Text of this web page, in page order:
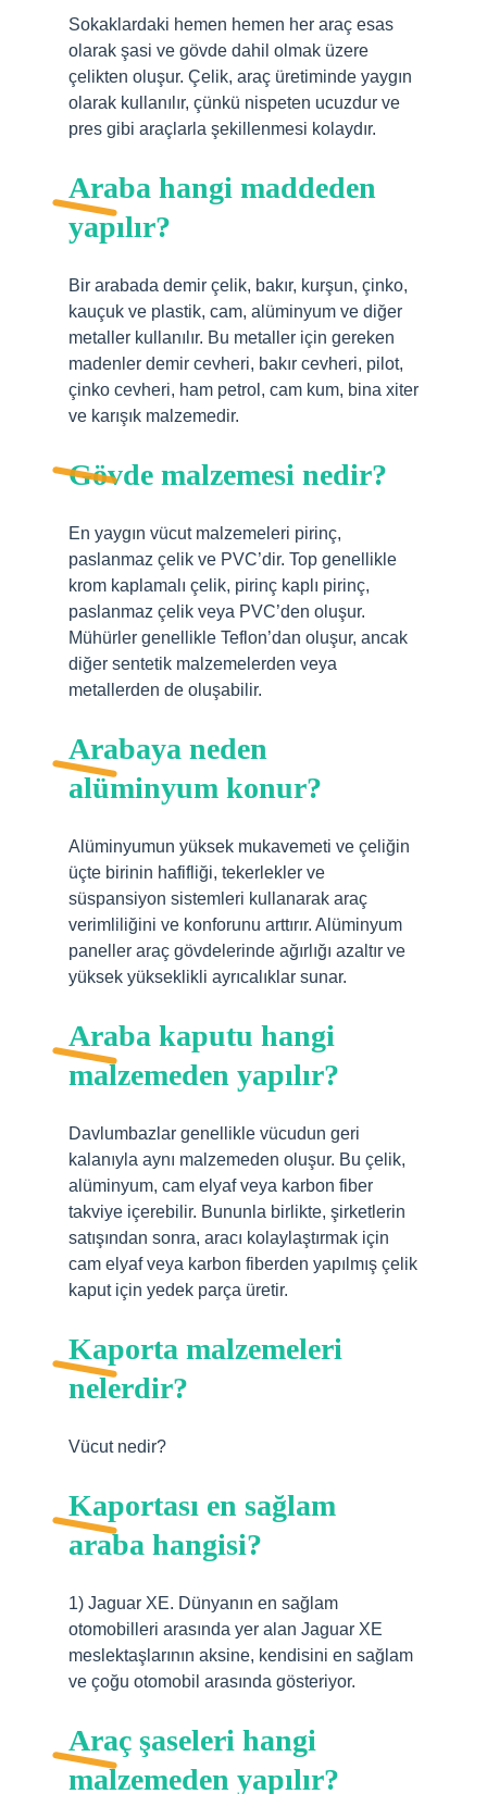
Sokaklardaki hemen hemen her araç esas
olarak şasi ve gövde dahil olmak üzere
çelikten oluşur. Çelik, araç üretiminde yaygın
olarak kullanılır, çünkü nispeten ucuzdur ve
pres gibi araçlarla şekillenmesi kolaydır.
Araba hangi maddeden
yapılır?
Bir arabada demir çelik, bakır, kurşun, çinko,
kauçuk ve plastik, cam, alüminyum ve diğer
metaller kullanılır. Bu metaller için gereken
madenler demir cevheri, bakır cevheri, pilot,
çinko cevheri, ham petrol, cam kum, bina xiter
ve karışık malzemedir.
Gövde malzemesi nedir?
En yaygın vücut malzemeleri pirinç,
paslanmaz çelik ve PVC’dir. Top genellikle
krom kaplamalı çelik, pirinç kaplı pirinç,
paslanmaz çelik veya PVC’den oluşur.
Mühürler genellikle Teflon’dan oluşur, ancak
diğer sentetik malzemelerden veya
metallerden de oluşabilir.
Arabaya neden
alüminyum konur?
Alüminyumun yüksek mukavemeti ve çeliğin
üçte birinin hafifliği, tekerlekler ve
süspansiyon sistemleri kullanarak araç
verimliliğini ve konforunu arttırır. Alüminyum
paneller araç gövdelerinde ağırlığı azaltır ve
yüksek yükseklikli ayrıcalıklar sunar.
Araba kaputu hangi
malzemeden yapılır?
Davlumbazlar genellikle vücudun geri
kalanıyla aynı malzemeden oluşur. Bu çelik,
alüminyum, cam elyaf veya karbon fiber
takviye içerebilir. Bununla birlikte, şirketlerin
satışından sonra, aracı kolaylaştırmak için
cam elyaf veya karbon fiberden yapılmış çelik
kaput için yedek parça üretir.
Kaporta malzemeleri
nelerdir?
Vücut nedir?
Kaportası en sağlam
araba hangisi?
1) Jaguar XE. Dünyanın en sağlam
otomobilleri arasında yer alan Jaguar XE
meslektaşlarının aksine, kendisini en sağlam
ve çoğu otomobil arasında gösteriyor.
Araç şaseleri hangi
malzemeden yapılır?